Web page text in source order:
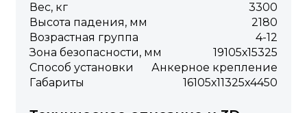
Вес, кг
3300
Высота падения, мм
2180
Возрастная группа
4-12
Зона безопасности, мм
19105х15325
Способ установки
Анкерное крепление
Габариты
16105х11325х4450